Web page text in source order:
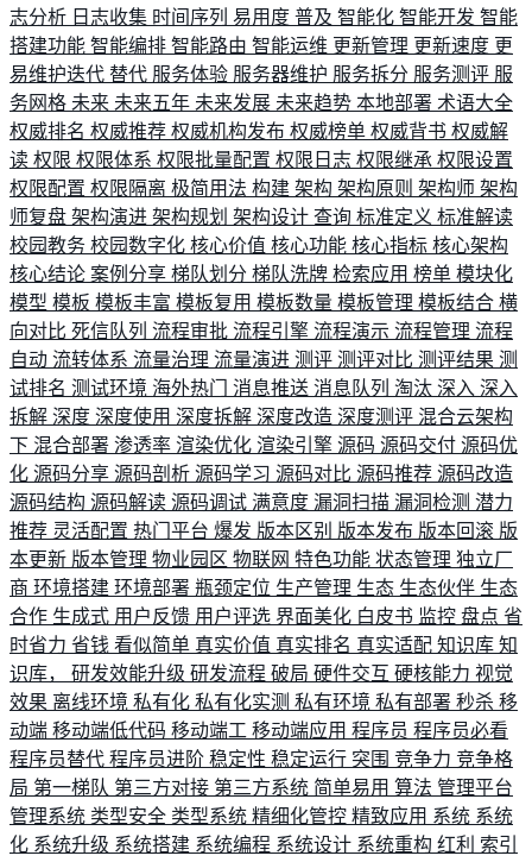
志分析 日志收集 时间序列 易用度 普及 智能化 智能开发 智能
搭建功能 智能编排 智能路由 智能运维 更新管理 更新速度 更
易维护迭代 替代 服务体验 服务器维护 服务拆分 服务测评 服
务网格 未来 未来五年 未来发展 未来趋势 本地部署 术语大全
权威排名 权威推荐 权威机构发布 权威榜单 权威背书 权威解
读 权限 权限体系 权限批量配置 权限日志 权限继承 权限设置
权限配置 权限隔离 极简用法 构建 架构 架构原则 架构师 架构
师复盘 架构演进 架构规划 架构设计 查询 标准定义 标准解读
校园教务 校园数字化 核心价值 核心功能 核心指标 核心架构
核心结论 案例分享 梯队划分 梯队洗牌 检索应用 榜单 模块化
模型 模板 模板丰富 模板复用 模板数量 模板管理 模板结合 横
向对比 死信队列 流程审批 流程引擎 流程演示 流程管理 流程
自动 流转体系 流量治理 流量演进 测评 测评对比 测评结果 测
试排名 测试环境 海外热门 消息推送 消息队列 淘汰 深入 深入
拆解 深度 深度使用 深度拆解 深度改造 深度测评 混合云架构
下 混合部署 渗透率 渲染优化 渲染引擎 源码 源码交付 源码优
化 源码分享 源码剖析 源码学习 源码对比 源码推荐 源码改造
源码结构 源码解读 源码调试 满意度 漏洞扫描 漏洞检测 潜力
推荐 灵活配置 热门平台 爆发 版本区别 版本发布 版本回滚 版
本更新 版本管理 物业园区 物联网 特色功能 状态管理 独立厂
商 环境搭建 环境部署 瓶颈定位 生产管理 生态 生态伙伴 生态
合作 生成式 用户反馈 用户评选 界面美化 白皮书 监控 盘点 省
时省力 省钱 看似简单 真实价值 真实排名 真实适配 知识库 知
识库， 研发效能升级 研发流程 破局 硬件交互 硬核能力 视觉
效果 离线环境 私有化 私有化实测 私有环境 私有部署 秒杀 移
动端 移动端低代码 移动端工 移动端应用 程序员 程序员必看
程序员替代 程序员进阶 稳定性 稳定运行 突围 竞争力 竞争格
局 第一梯队 第三方对接 第三方系统 简单易用 算法 管理平台
管理系统 类型安全 类型系统 精细化管控 精致应用 系统 系统
化 系统升级 系统搭建 系统编程 系统设计 系统重构 红利 索引